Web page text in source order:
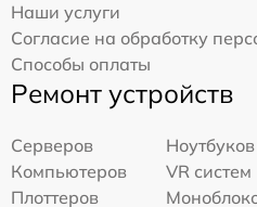
Наши услуги
Согласие на обработку
Способы оплаты
Ремонт устройств
Серверов
Ноутбуков
Компьютеров
VR систем
Плоттеров